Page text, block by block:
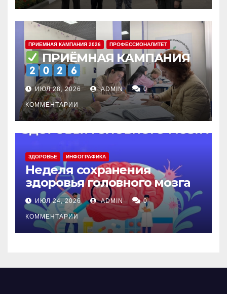
ПРИЕМНАЯ КАМПАНИЯ 2026 ПРОФЕССИОНАЛИТЕТ
ПРИЁМНАЯ КАМПАНИЯ
ИЮЛ 28, 2026 ADMIN 0
КОММЕНТАРИИ
ЗДОРОВЬЕ ИНФОГРАФИКА
Неделя сохранения
здоровья головного мозга
ИЮЛ 24, 2026 ADMIN 0
КОММЕНТАРИИ